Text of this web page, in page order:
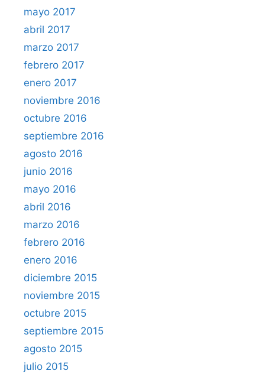
mayo 2017
abril 2017
marzo 2017
febrero 2017
enero 2017
noviembre 2016
octubre 2016
septiembre 2016
agosto 2016
junio 2016
mayo 2016
abril 2016
marzo 2016
febrero 2016
enero 2016
diciembre 2015
noviembre 2015
octubre 2015
septiembre 2015
agosto 2015
julio 2015